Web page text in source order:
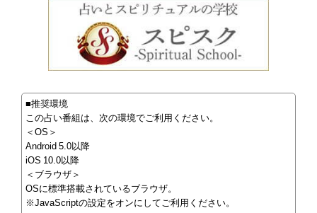
■推奨環境
この占い番組は、次の環境でご利用ください。
＜OS＞
Android 5.0以降
iOS 10.0以降
＜ブラウザ＞
OSに標準搭載されているブラウザ。
※JavaScriptの設定をオンにしてご利用ください。